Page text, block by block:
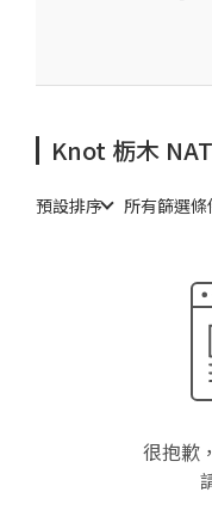
Knot 栃木
預設排序 所有篩選條
很抱歉